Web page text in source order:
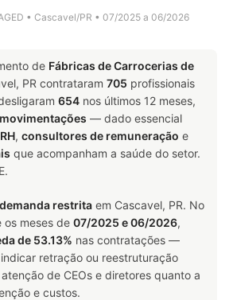
• Cascavel/PR • 07/2025 a 06/2026
de Fábricas de Carrocerias de
PR contrataram 705 profissionais
654 nos últimos 12 meses,
— dado essencial
, consultores de remuneração e
que acompanham a saúde do setor.
restrita em Cascavel, PR. No
meses de 07/2025 e 06/2026,
de 53.13% nas contratações —
retração ou reestruturação
de CEOs e diretores quanto a
e custos.